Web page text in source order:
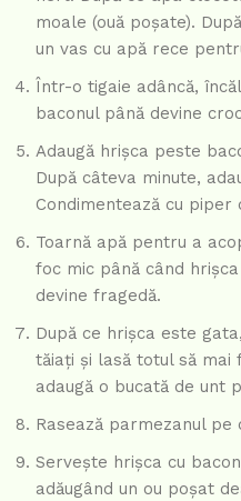
moale (ouă poșate).
un vas cu apă rece
Într-o tigaie adâncă,
baconul până devine
Adaugă hrișca peste
După câteva minute,
Condimentează cu piper
Toarnă apă pentru a
foc mic până când
devine fragedă.
După ce hrișca este
tăiați și lasă totul să mai
adaugă o bucată de unt
Rasează parmezanul
Servește hrișca cu
adăugând un ou poșat